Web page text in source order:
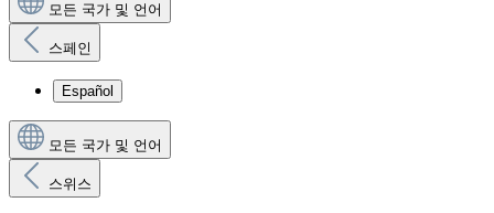
모든 국가 및 언어
스페인
Español
모든 국가 및 언어
스위스